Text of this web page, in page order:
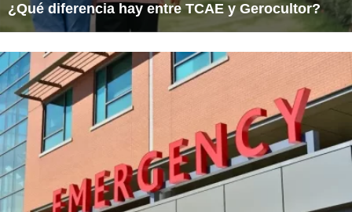
¿Qué diferencia hay entre TCAE y Gerocultor?